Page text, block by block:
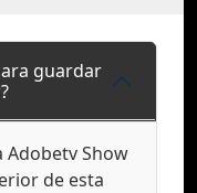
guardar
Adobetv Show
de esta